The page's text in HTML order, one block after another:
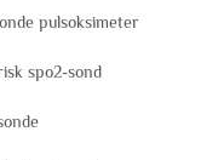
pulsoksimeter
spo2-sond